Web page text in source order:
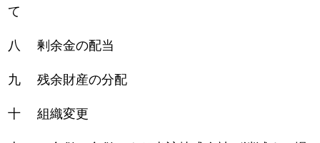
て
八 剰余金の配当
九 残余財産の分配
十 組織変更